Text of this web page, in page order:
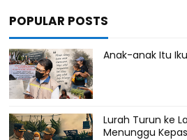
POPULAR POSTS
Anak-anak Itu
Lurah Turun ke
Menunggu